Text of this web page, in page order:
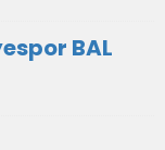
BAL